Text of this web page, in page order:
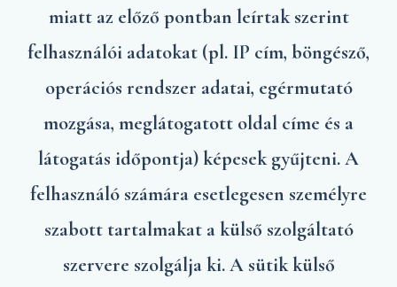
miatt az előző pontban leírtak szerint
felhasználói adatokat (pl. IP cím, böngésző,
operációs rendszer adatai, egérmutató
mozgása, meglátogatott oldal címe és a
látogatás időpontja) képesek gyűjteni. A
felhasználó számára esetlegesen személyre
szabott tartalmakat a külső szolgáltató
szervere szolgálja ki. A sütik külső